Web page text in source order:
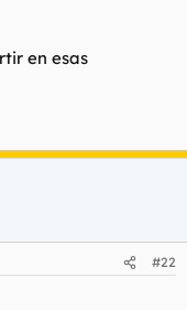
en esas
#22